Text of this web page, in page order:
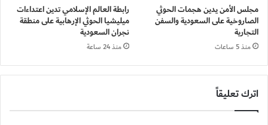
مجلس الأمن يدين هجمات الحوثي
الصاروخية على السعودية والسفن
التجارية
منذ 5 ساعات
رابطة العالم الإسلامي تدين اعتداءات
ميليشيا الحوثي الإرهابية على منطقة
نجران السعودية
منذ 24 ساعة
اترك تعليقاً